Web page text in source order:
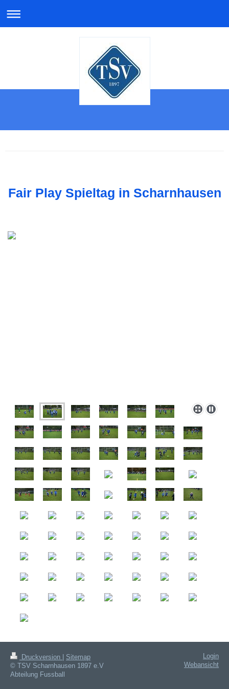
Fair Play Spieltag in Scharnhausen
Druckversion
Sitemap
© TSV Scharnhausen 1897 e.V
Abteilung Fussball
Login
Webansicht